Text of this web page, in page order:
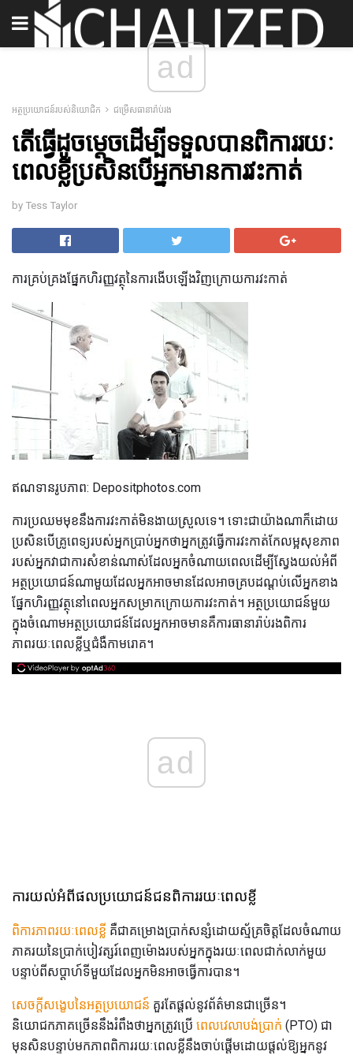
ad
អត្ថប្រយោជន៍របស់និយោជិក ជម្រើសធានារ៉ាប់រង
តើធ្វើដូចម្តេចដើម្បីទទួលបានពិការរយៈ
ពេលខ្លីប្រសិនបើអ្នកមានការវះកាត់
by Tess Taylor
ការគ្រប់គ្រងផ្នែកហិរញ្ញវត្ថុនៃការងើបឡើងវិញក្រោយការវះកាត់
ឥណទានរូបភាព: Depositphotos.com
ការប្រឈមមុខនឹងការវះកាត់មិនងាយស្រួលទេ។ ទោះជាយ៉ាងណាក៏ដោយ
ប្រសិនបើគ្រូពេទ្យរបស់អ្នកប្រាប់អ្នកថាអ្នកត្រូវធ្វើការវះកាត់កែលម្អសុខភាព
របស់អ្នកវាជាការសំខាន់ណាស់ដែលអ្នកចំណាយពេលដើម្បីស្វែងយល់អំពី
អត្ថប្រយោជន៍ណាមួយដែលអ្នកអាចមានដែលអាចគ្របដណ្តប់លើអ្នកខាង
ផ្នែកហិរញ្ញវត្ថុនៅពេលអ្នកសម្រាកក្រោយការវះកាត់។ អត្ថប្រយោជន៍មួយ
ក្នុងចំណោមអត្ថប្រយោជន៍ដែលអ្នកអាចមានគឺការធានារ៉ាប់រងពិការ
ភាពរយៈពេលខ្លីឬជំងឺកាមរោគ។
ad
ការយល់អំពីផលប្រយោជន៍ជនពិការរយៈពេលខ្លី
ពិការភាពរយៈពេលខ្លី គឺជាគម្រោងប្រាក់សន្សំដោយស្ម័គ្រចិត្តដែលចំណាយ
ភាគរយនៃប្រាក់បៀវត្សរ៍ពេញម៉ោងរបស់អ្នកក្នុងរយៈពេលជាក់លាក់មួយ
បន្ទាប់ពីសប្តាហ៍ទីមួយដែលអ្នកមិនអាចធ្វើការបាន។
សេចក្តីសង្ខេបនៃអត្ថប្រយោជន៍ គួរតែផ្តល់នូវព័ត៌មានជាច្រើន។
និយោជកភាគច្រើននឹងរំពឹងថាអ្នកត្រូវប្រើ ពេលវេលាបង់ប្រាក់ (PTO) ជា
មុនសិនបន្ទាប់មកភាពពិការរយៈពេលខ្លីនឹងចាប់ផ្តើមដោយផ្តល់ឱ្យអ្នកនូវ